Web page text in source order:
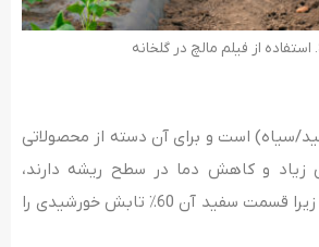
سیاه) است و برای آن دسته از محصولاتی
زیاد و کاهش دما در سطح ریشه دارند،
بسیار توصیه می‌شود، زیرا قسمت سفید آن 60٪ تابش خورشیدی را